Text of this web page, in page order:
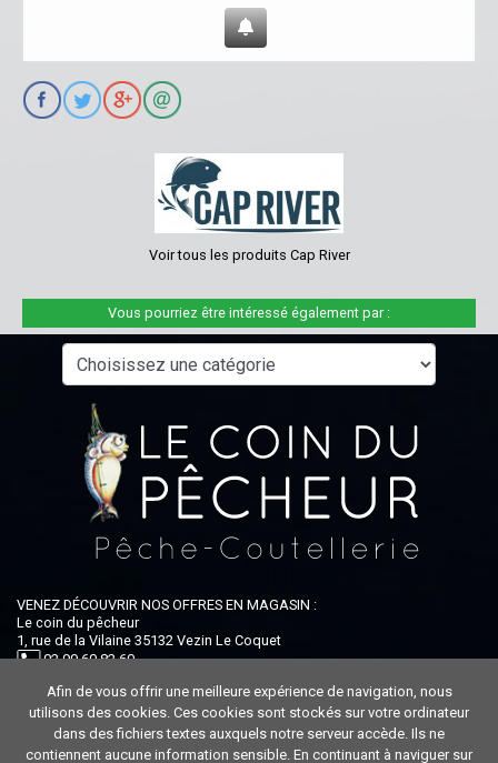
Voir tous les produits Cap River
Vous pourriez être intéressé également par :
VENEZ DÉCOUVRIR NOS OFFRES EN MAGASIN :
Le coin du pêcheur
1, rue de la Vilaine 35132 Vezin Le Coquet
02 99 60 82 60
Ouvert du lundi au samedi : 9h-12h30 / 14h-19h
Afin de vous offrir une meilleure expérience de navigation, nous
utilisons des cookies. Ces cookies sont stockés sur votre ordinateur
dans des fichiers textes auxquels notre serveur accède. Ils ne
contiennent aucune information sensible. En continuant à naviguer sur